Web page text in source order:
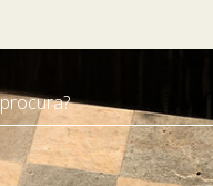
*Válido